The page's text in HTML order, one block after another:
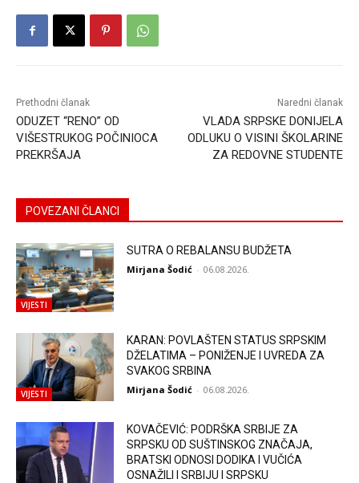
Prethodni članak
ODUZET “RENO” OD
VIŠESTRUKOG POČINIOCA
PREKRŠAJA
Naredni članak
VLADA SRPSKE DONIJELA
ODLUKU O VISINI ŠKOLARINE
ZA REDOVNE STUDENTE
POVEZANI ČLANCI
VIJESTI
SUTRA O REBALANSU BUDŽETA
Mirjana Šodić - 06.08.2026.
VIJESTI
KARAN: POVLAŠTEN STATUS SRPSKIM
DŽELATIMA – PONIŽENJE I UVREDA ZA
SVAKOG SRBINA
Mirjana Šodić - 06.08.2026.
KOVAČEVIĆ: PODRŠKA SRBIJE ZA
SRPSKU OD SUŠTINSKOG ZNAČAJA,
BRATSKI ODNOSI DODIKA I VUČIĆA
OSNAŽILI I SRBIJU I SRPSKU